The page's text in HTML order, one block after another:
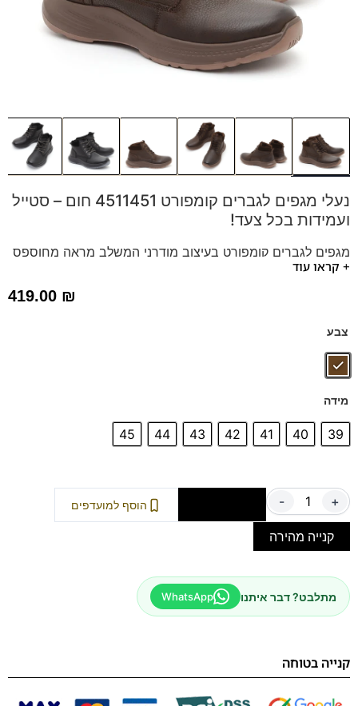
נעלי מגפים לגברים קומפורט 4511451 חום – סטייל
ועמידות בכל צעד!
מגפים לגברים קומפורט בעיצוב מודרני המשלב מראה מחוספס
וסטייל אירופאי. מגפיים אלו, העשויים מעור פרימיום בטקסטורה
ייחודית, מבטיחים נוחות מקסימלית לאורך כל היום בזכות סוליה
וצווארון הקרסול מוסיפים טאץ יוקרתי. מושלמים לעבודה, ליום יום
או ליציאה בערב. הזמינו עכשיו וחוו את האיכות של
פרנקו בן
+ קראו עוד
419.00 ₪
צבע
מידה
39
40
41
42
43
44
45
- + הוסף למועדפים
קנייה מהירה
מתלבט? דבר איתנו WhatsApp
קנייה בטוחה